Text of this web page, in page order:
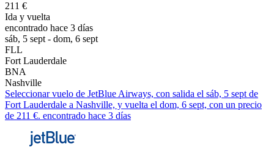
211 €
Ida y vuelta
encontrado hace 3 días
sáb, 5 sept - dom, 6 sept
FLL
Fort Lauderdale
BNA
Nashville
Seleccionar vuelo de JetBlue Airways, con salida el sáb, 5 sept de
Fort Lauderdale a Nashville, y vuelta el dom, 6 sept, con un precio
de 211 €. encontrado hace 3 días